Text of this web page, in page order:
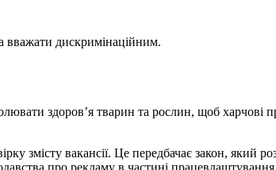
вважати дискримінаційним.
здоров’я тварин та рослин, щоб харчові
змісту вакансії. Це передбачає закон, який